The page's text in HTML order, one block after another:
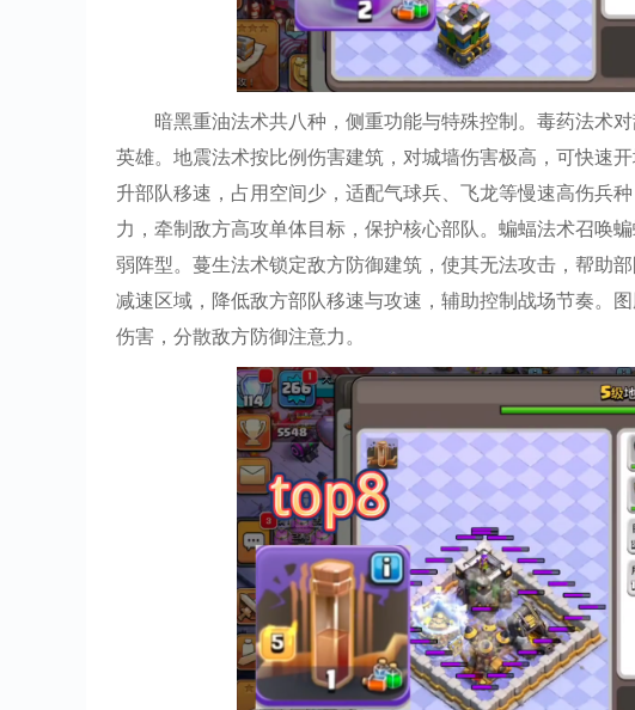
暗黑重油法术共八种，侧重功能与特殊控制。毒药法术
英雄。地震法术按比例伤害建筑，对城墙伤害极高，可快速
升部队移速，占用空间少，适配气球兵、飞龙等慢速高伤兵
力，牵制敌方高攻单体目标，保护核心部队。蝙蝠法术召唤
弱阵型。蔓生法术锁定敌方防御建筑，使其无法攻击，帮助
减速区域，降低敌方部队移速与攻速，辅助控制战场节奏。
伤害，分散敌方防御注意力。